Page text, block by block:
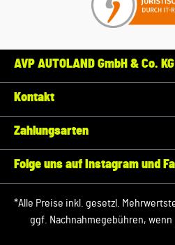
AVP AUTOLAND GmbH & Co. KG
Kontakt
Zahlungsarten
Folge uns auf Instagram und
*Alle Preise inkl. gesetzl.
ggf. Nachnahmegebühren, wenn